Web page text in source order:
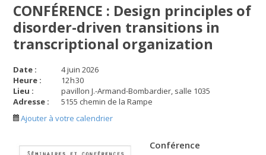
CONFÉRENCE : Design principles of
disorder-driven transitions in
transcriptional organization
Date :
4 juin 2026
Heure :
12h30
Lieu :
pavillon J.-Armand-Bombardier, salle 1035
Adresse :
5155 chemin de la Rampe
Ajouter à votre calendrier
Conférence